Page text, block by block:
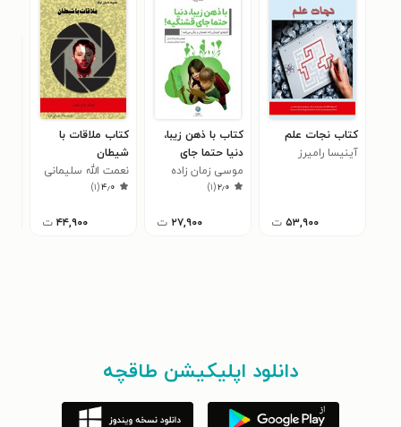
کتاب نجات علم
آینیسا رامیرز
۵۳,۹۰۰ ت
کتاب با ذهن زیبا،
دنیا حتما جای
قشنگیه!
موسی زمان زاده
دربان
۲٫۰(۱)
۲۷,۹۰۰ ت
کتاب ملاقات با
شیطان
نعمت الله سلیمانی
خواه۴٫۰(۱)
۴۴,۹۰۰ ت
دانلود اپلیکیشن طاقچه